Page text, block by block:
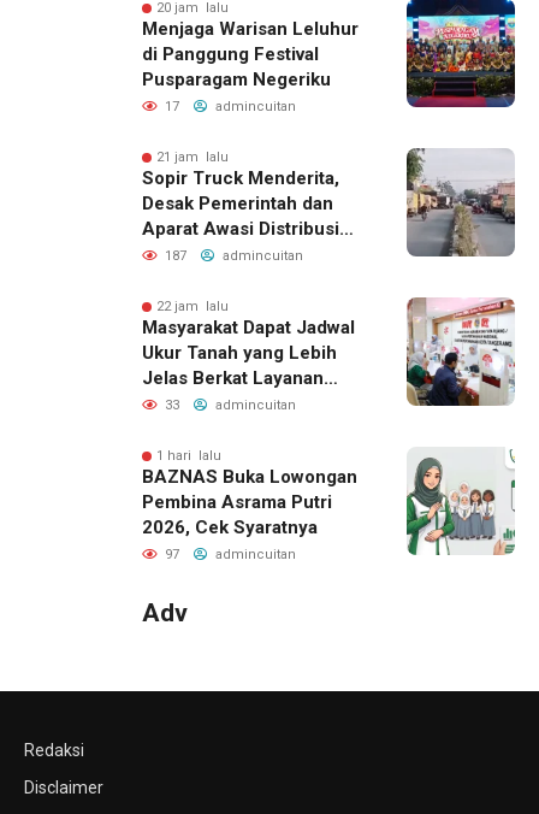
20 jam lalu
Menjaga Warisan Leluhur
di Panggung Festival
Pusparagam Negeriku
17 admincuitan
21 jam lalu
Sopir Truck Menderita,
Desak Pemerintah dan
Aparat Awasi Distribusi
Solar
187 admincuitan
22 jam lalu
Masyarakat Dapat Jadwal
Ukur Tanah yang Lebih
Jelas Berkat Layanan
Pengukuran Terjadwal
33 admincuitan
1 hari lalu
BAZNAS Buka Lowongan
Pembina Asrama Putri
2026, Cek Syaratnya
97 admincuitan
Adv
Redaksi
Disclaimer